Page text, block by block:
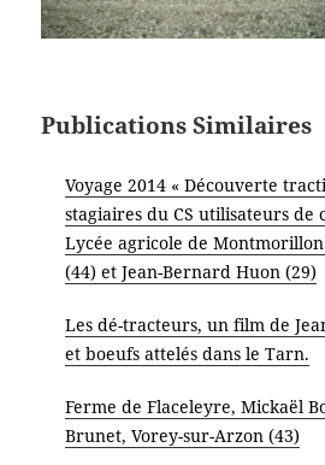
Publications Similaires
Voyage 2014 « Découverte
stagiaires du CS utilisateurs de
Lycée agricole de
(44) et Jean-Bernard Huon (29)
Les dé-tracteurs, un film de
et boeufs attelés dans le Tarn.
Ferme de Flaceleyre, Mickaël
Brunet, Vorey-sur-Arzon (43)